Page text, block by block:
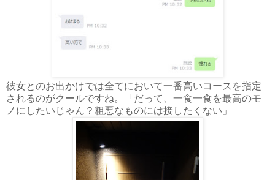
彼女とのお出かけでは全てにおいて一番高いコースを指定
されるのがクールですね。「だって、一食一食を最高のモ
ノにしたいじゃん？粗悪なものには接したくない」